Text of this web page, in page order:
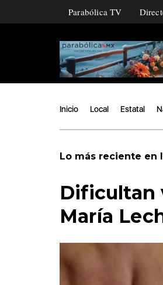
Parabólica TV
Inicio Local Estatal
Lo más reciente en
Dificultan
María